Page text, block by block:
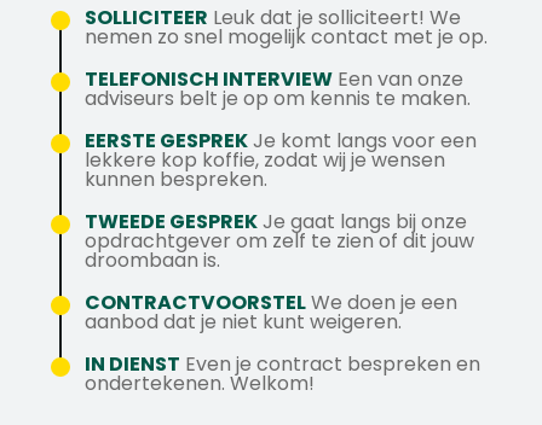
binnen de utiliteitsafdeling. Deze afdeling is
verantwoordelijk voor diverse
elektrotechnische installaties, zoals
verlichting, beveiligingssystemen,
datanetwerken, intercominstallaties en
brandbeveiliging. Het team bestaat
momenteel uit vier servicemonteurs en is op
zoek naar versterking van een nieuwe
collega die goed past binnen de informele,
dagen.
De kans om in een informele, maar ook
Vragen? Stel ze gerust via
WhatsApp berichtje naar 06-42332980.
SOLLICITEER Leuk dat je solliciteert! We
nemen zo snel mogelijk contact met je op.
TELEFONISCH INTERVIEW Een van onze
adviseurs belt je op om kennis te maken.
EERSTE GESPREKJe komt langs voor een
lekkere kop koffie, zodat wij je wensen
kunnen bespreken.
TWEEDE GESPREKJe gaat langs bij onze
opdrachtgever om zelf te zien of dit jouw
droombaan is.
CONTRACTVOORSTELWe doen je een
aanbod dat je niet kunt weigeren.
IN DIENST Even je contract bespreken en
ondertekenen. Welkom!